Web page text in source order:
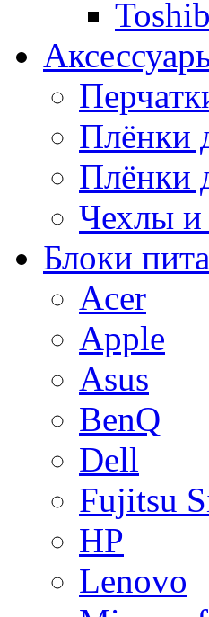
Плёнки
Плёнки
Чехлы и
Блоки
Acer
Apple
Asus
BenQ
Dell
Fujitsu
HP
Lenovo